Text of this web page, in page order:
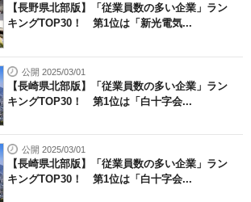
【長野県北部版】「従業員数の多い企業」ラン
キングTOP30！ 第1位は「新光電気...
公開 2025/03/01
【長崎県北部版】「従業員数の多い企業」ラン
キングTOP30！ 第1位は「白十字会...
公開 2025/03/01
【長崎県北部版】「従業員数の多い企業」ラン
キングTOP30！ 第1位は「白十字会...